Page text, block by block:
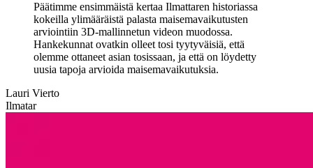
Päätimme ensimmäistä kertaa Ilmattaren historiassa
kokeilla ylimääräistä palasta maisemavaikutusten
arviointiin 3D-mallinnetun videon muodossa.
Hankekunnat ovatkin olleet tosi tyytyväisiä, että
olemme ottaneet asian tosissaan, ja että on löydetty
uusia tapoja arvioida maisemavaikutuksia.
Lauri Vierto
Ilmatar